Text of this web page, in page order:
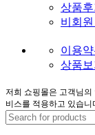
상품후
비회
이용
상품보
저희 쇼핑몰은 고객님
비스를 적용하고 있습니